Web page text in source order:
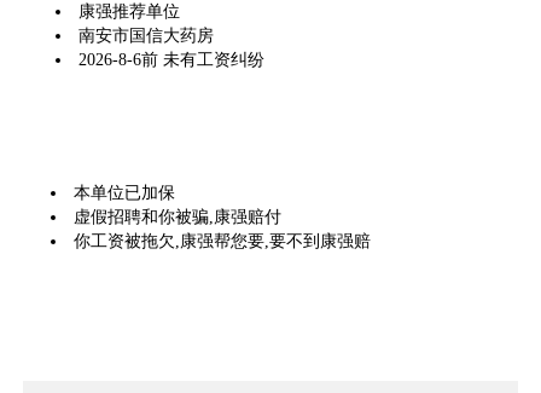
康强推荐单位
南安市国信大药房
2026-8-6前 未有工资纠纷
本单位已加保
虚假招聘和你被骗,康强赔付
你工资被拖欠,康强帮您要,要不到康强赔